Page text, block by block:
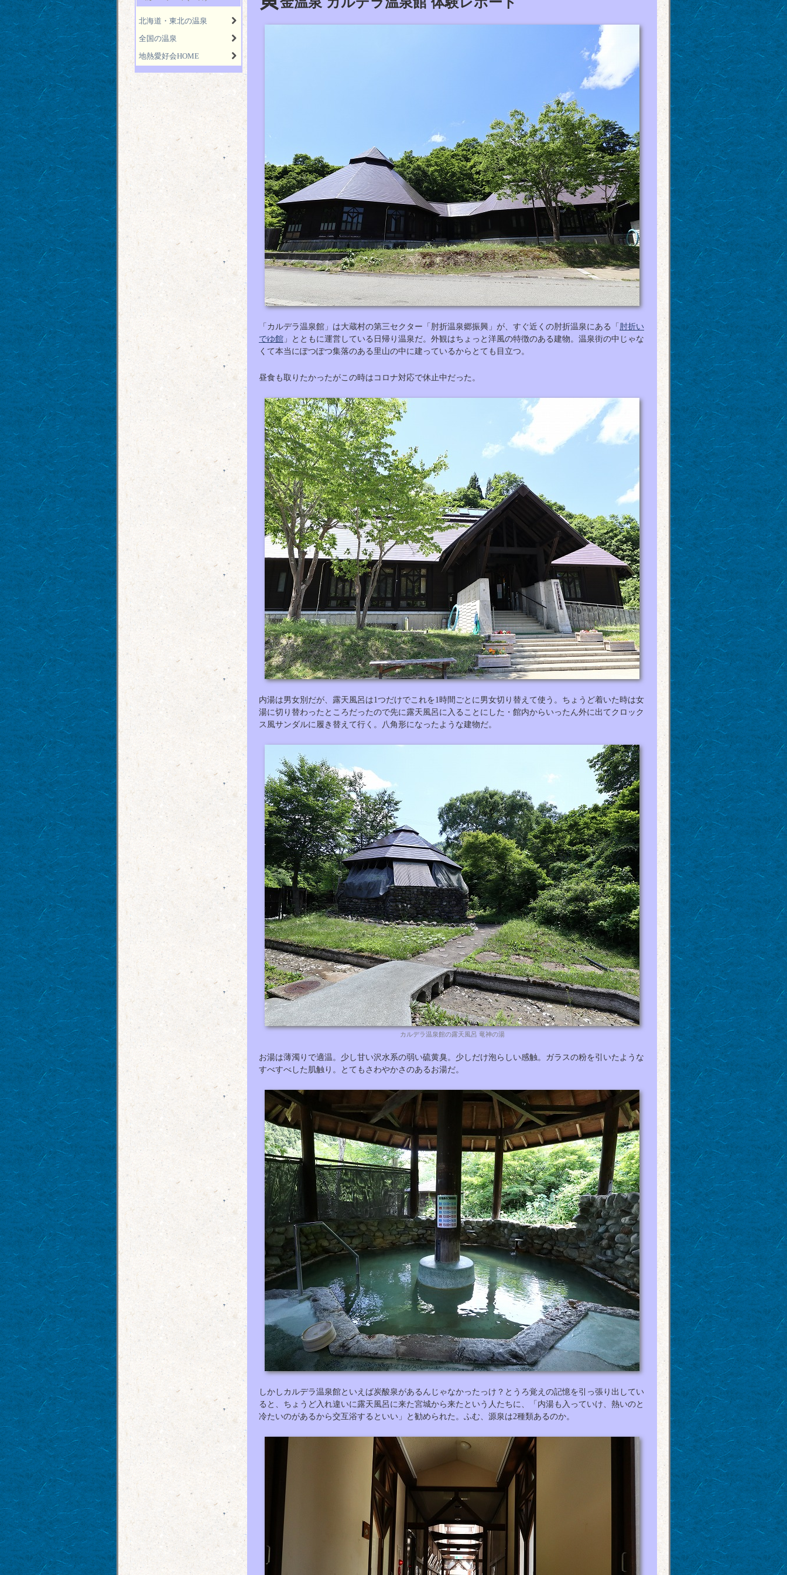
「カルデラ温泉館」は大蔵村の第三セクター「肘折温泉郷振興」が、すぐ近くの肘折温泉にある「 肘折い
でゆ館 」とともに運営している日帰り温泉だ。外観はちょっと洋風の特徴のある建物。温泉街の中じゃな
くて本当にぽつぽつ集落のある里山の中に建っているからとても目立つ。
昼食も取りたかったがこの時はコロナ対応で休止中だった。
内湯は男女別だが、露天風呂は1つだけでこれを1時間ごとに男女切り替えて使う。ちょうど着いた時は女
湯に切り替わったところだったので先に露天風呂に入ることにした・館内からいったん外に出てクロック
ス風サンダルに履き替えて行く。八角形になったような建物だ。
カルデラ温泉館の露天風呂 竜神の湯
お湯は薄濁りで適温。少し甘い沢水系の弱い硫黄臭。少しだけ泡らしい感触。ガラスの粉を引いたような
すべすべした肌触り。とてもさわやかさのあるお湯だ。
しかしカルデラ温泉館といえば炭酸泉があるんじゃなかったっけ？とうろ覚えの記憶を引っ張り出してい
ると、ちょうど入れ違いに露天風呂に来た宮城から来たという人たちに、「内湯も入っていけ、熱いのと
冷たいのがあるから交互浴するといい」と勧められた。ふむ、源泉は2種類あるのか。